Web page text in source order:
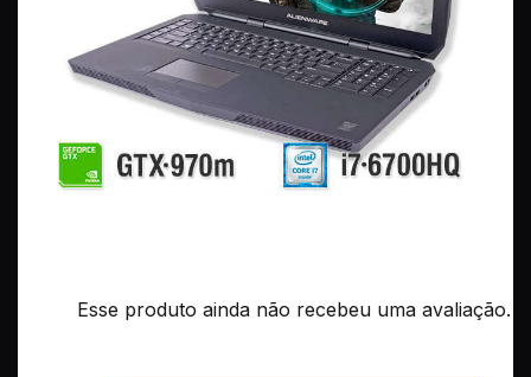
Esse produto ainda não recebeu uma avaliação.